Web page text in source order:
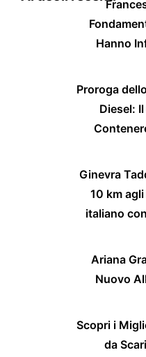
Hanno
Proroga
Diesel:
Ginevra
10 km
italiano
Ariana
Nuovo
Scopri i
da